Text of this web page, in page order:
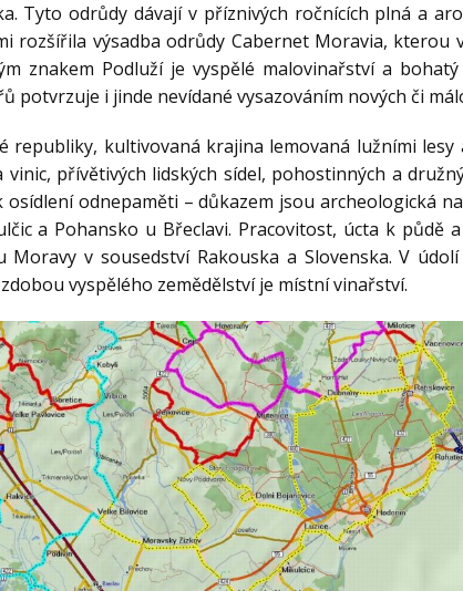
Tyto odrůdy dávají v příznivých ročnících plná a
rozšířila výsadba odrůdy Cabernet Moravia, kterou
znakem Podluží je vyspělé malovinařství a
potvrzuje i jinde nevídané vysazováním nových či
republiky, kultivovaná krajina lemovaná lužními
vinic, přívětivých lidských sídel, pohostinných a
odnepaměti – důkazem jsou archeologická
a Pohansko u Břeclavi. Pracovitost, úcta k půdě
Moravy v sousedství Rakouska a Slovenska. V
vyspělého zemědělství je místní vinařství.